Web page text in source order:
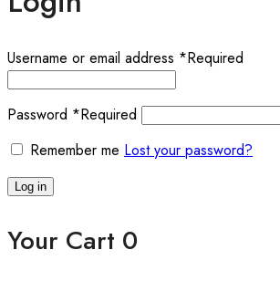
Username or email address *Required
Password *Required
Remember me Lost your password?
Log in
Your Cart 0